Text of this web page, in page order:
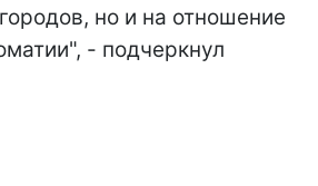
но и на отношение
- подчеркнул